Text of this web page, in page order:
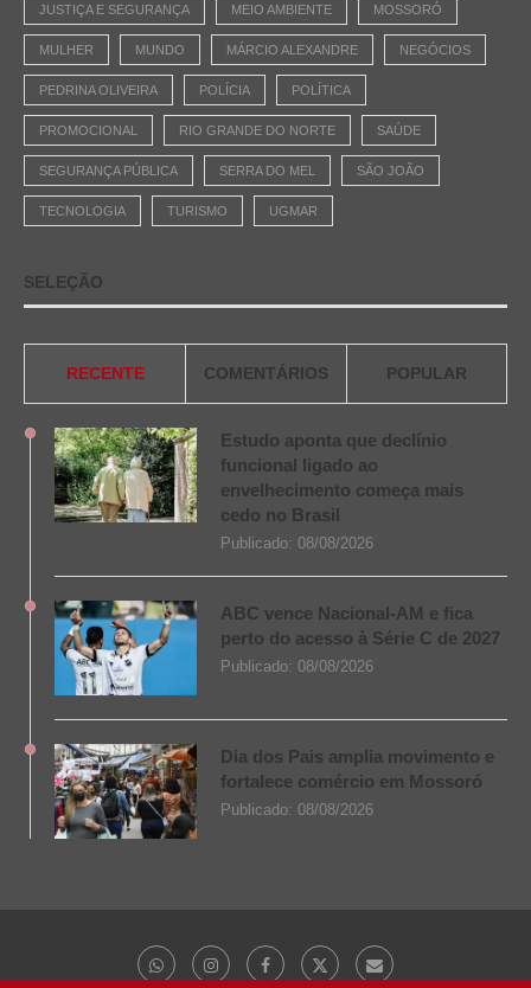
JUSTIÇA E SEGURANÇA MEIO AMBIENTE MOSSORÓ
MULHER MUNDO MÁRCIO ALEXANDRE NEGÓCIOS
PEDRINA OLIVEIRA POLÍCIA POLÍTICA
PROMOCIONAL RIO GRANDE DO NORTE SAÚDE
SEGURANÇA PÚBLICA SERRA DO MEL SÃO JOÃO
TECNOLOGIA TURISMO UGMAR
SELEÇÃO
RECENTE COMENTÁRIOS POPULAR
Estudo aponta que declínio
funcional ligado ao
envelhecimento começa mais
cedo no Brasil
Publicado: 08/08/2026
ABC vence Nacional-AM e fica
perto do acesso à Série C de 2027
Publicado: 08/08/2026
Dia dos Pais amplia movimento e
fortalece comércio em Mossoró
Publicado: 08/08/2026